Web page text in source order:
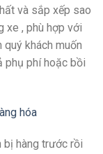
và sắp xếp sao
xe , phù hợp với
khách muốn
phụ phí hoặc bồi
hóa
bị hàng trước rồi